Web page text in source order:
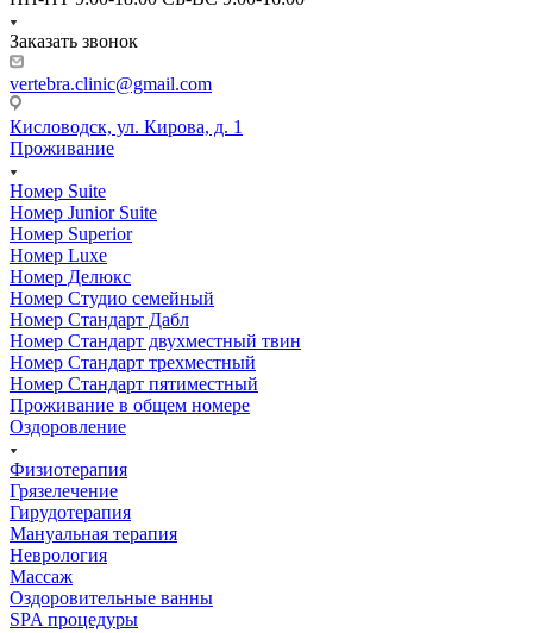
Заказать звонок
vertebra.clinic@gmail.com
Кисловодск, ул. Кирова, д. 1
Проживание
Номер Suite
Номер Junior Suite
Номер Superior
Номер Luxe
Номер Делюкс
Номер Студио семейный
Номер Стандарт Дабл
Номер Стандарт двухместный твин
Номер Стандарт трехместный
Номер Стандарт пятиместный
Проживание в общем номере
Оздоровление
Физиотерапия
Грязелечение
Гирудотерапия
Мануальная терапия
Неврология
Массаж
Оздоровительные ванны
SPA процедуры